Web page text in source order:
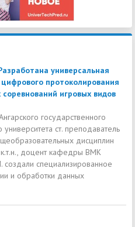
универсальная
протоколирования
игровых видов
государственного
университета ст. преподаватель
дисциплин
доцент кафедры ВМК
специализированное
и обработки данных